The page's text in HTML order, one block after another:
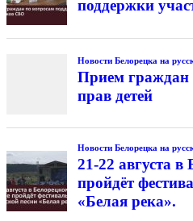
поддержки
Новости Белорецка на
Прием граждан
прав детей
Новости Белорецка на
21-22 августа
пройдёт
«Белая река».